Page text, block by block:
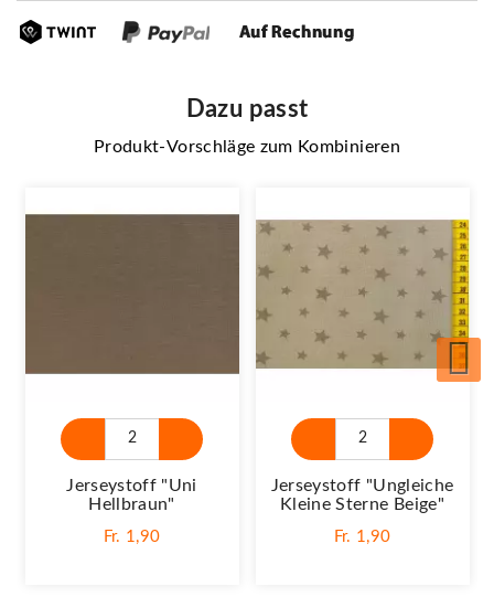
Dazu passt
Produkt-Vorschläge zum Kombinieren
Jerseystoff "Uni
Hellbraun"
Fr. 1,90
Jerseystoff "Ungleiche
Kleine Sterne Beige"
Fr. 1,90